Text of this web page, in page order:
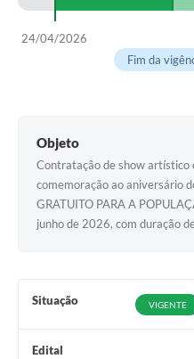
24/04/2026
Fim da
Objeto
Contratação de show artístico
comemoração ao aniversário
GRATUITO PARA A
junho de 2026, com duração
Situação VIGENTE
Edital